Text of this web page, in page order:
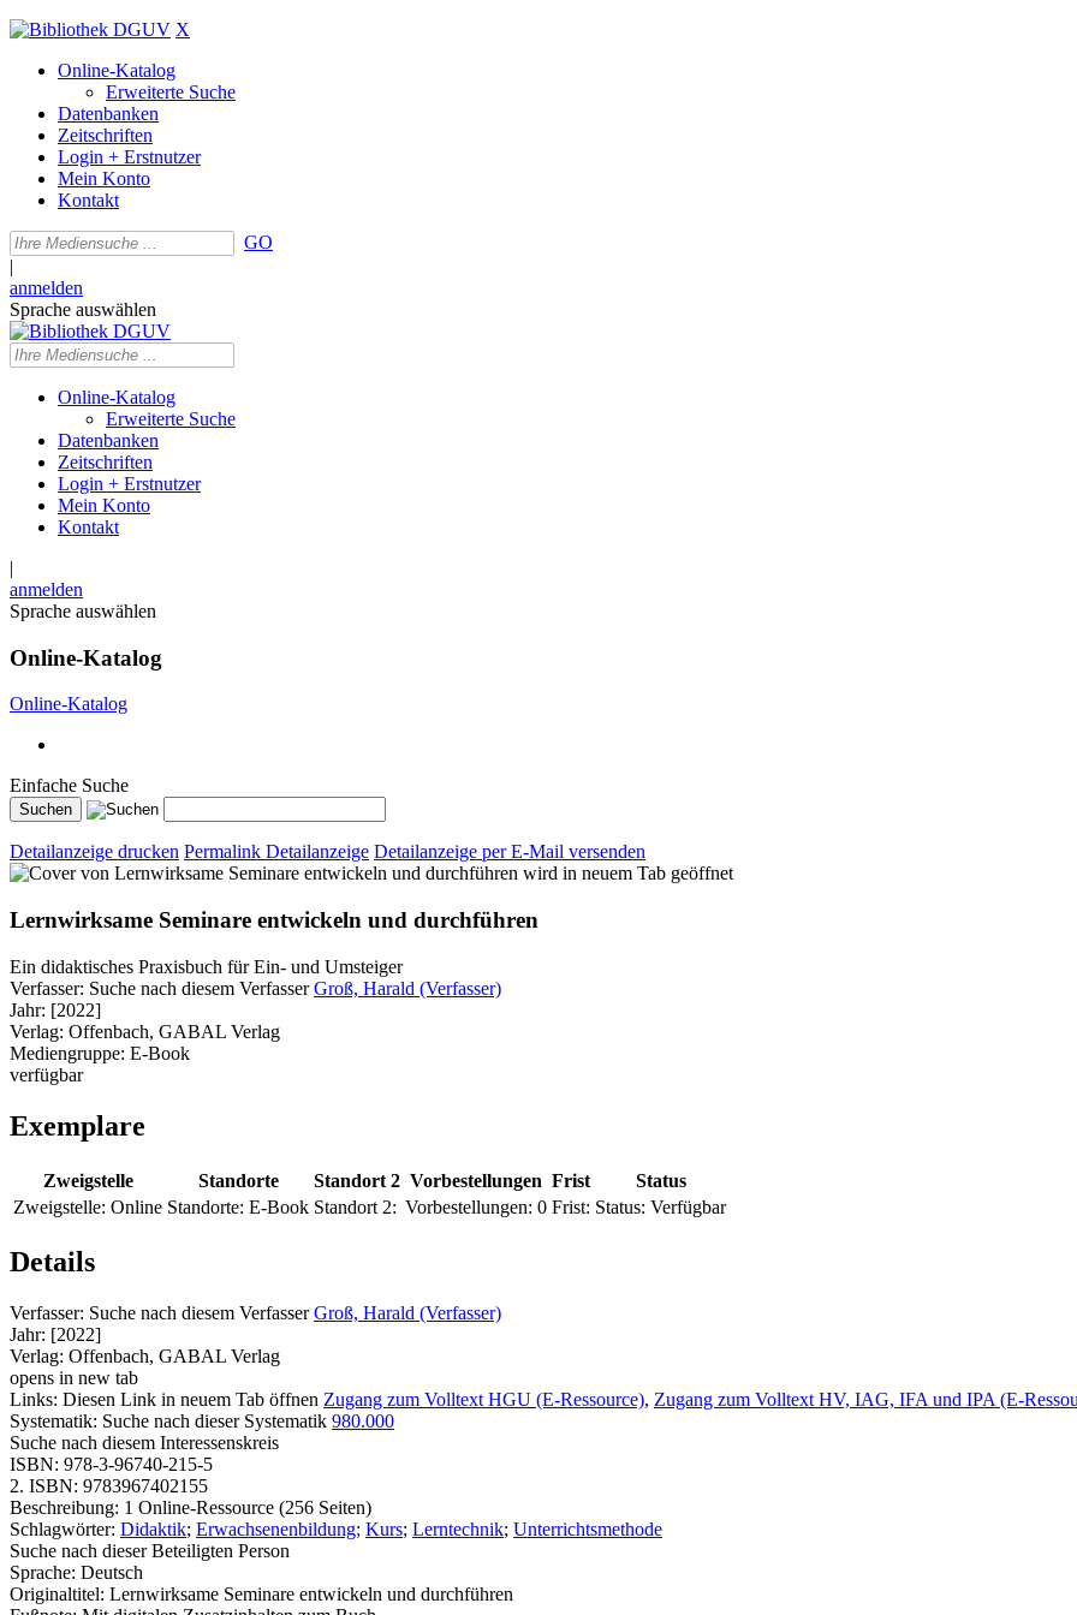
X
Online-Katalog
Erweiterte Suche
Datenbanken
Zeitschriften
Login + Erstnutzer
Mein Konto
Kontakt
GO
|
anmelden
Sprache auswählen
Online-Katalog
Erweiterte Suche
Datenbanken
Zeitschriften
Login + Erstnutzer
Mein Konto
Kontakt
|
anmelden
Sprache auswählen
Online-Katalog
Online-Katalog
Einfache Suche
Detailanzeige drucken Permalink Detailanzeige Detailanzeige per E-Mail versenden
wird in neuem Tab geöffnet
Lernwirksame Seminare entwickeln und durchführen
Ein didaktisches Praxisbuch für Ein- und Umsteiger
Verfasser: Suche nach diesem Verfasser Groß, Harald (Verfasser)
Jahr: [2022]
Verlag: Offenbach, GABAL Verlag
Mediengruppe: E-Book
verfügbar
Exemplare
Zweigstelle Standorte Standort 2 Vorbestellungen Frist
Status
Zweigstelle: Online Standorte: E-Book Standort 2: Vorbestellungen: 0 Frist: Status: Verfügbar
Details
Verfasser: Suche nach diesem Verfasser Groß, Harald (Verfasser)
Jahr: [2022]
Verlag: Offenbach, GABAL Verlag
opens in new tab
Links: Diesen Link in neuem Tab öffnen Zugang zum Volltext HGU (E-Ressource), Zugang zum Volltext HV, IAG, IFA und IPA (E-
Systematik: Suche nach dieser Systematik 980.000
Suche nach diesem Interessenskreis
ISBN: 978-3-96740-215-5
2. ISBN: 9783967402155
Beschreibung: 1 Online-Ressource (256 Seiten)
Schlagwörter: Didaktik; Erwachsenenbildung; Kurs; Lerntechnik; Unterrichtsmethode
Suche nach dieser Beteiligten Person
Sprache: Deutsch
Originaltitel: Lernwirksame Seminare entwickeln und durchführen